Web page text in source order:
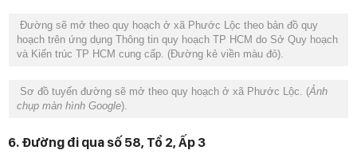
Đường sẽ mở theo quy hoạch ở xã Phước Lộc theo bản đồ quy
hoạch trên ứng dụng Thông tin quy hoạch TP HCM do Sở Quy hoạch
và Kiến trúc TP HCM cung cấp. (Đường kẻ viền màu đỏ).
Sơ đồ tuyến đường sẽ mở theo quy hoạch ở xã Phước Lộc. (Ảnh
chụp màn hình Google).
6. Đường đi qua số 58, Tổ 2, Ấp 3